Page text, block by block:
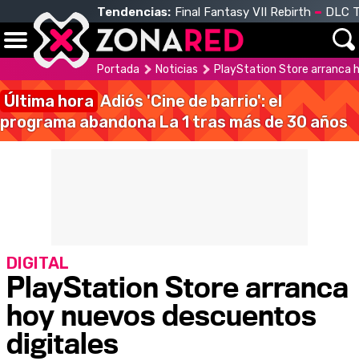
Tendencias: Final Fantasy VII Rebirth DLC
Portada Noticias PlayStation Store arranca
Última hora Adiós 'Cine de barrio': el
programa abandona La 1 tras más de 30 años
PlayStation Store arranca
hoy nuevos descuentos
digitales
DIGITAL